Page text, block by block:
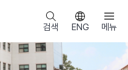
검색 ENG 메뉴